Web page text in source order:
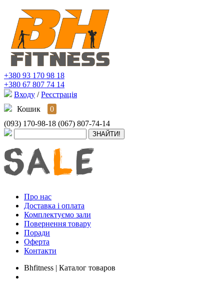
+380 93 170 98 18
+380 67 807 74 14
Входу / Реєстрація
Кошик
0
(093) 170-98-18 (067) 807-74-14
Про нас
Доставка і оплата
Комплектуємо зали
Повернення товару
Поради
Оферта
Контакти
Bhfitness | Каталог товаров